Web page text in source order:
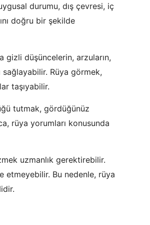
durumu, dış çevresi, iç
doğru bir şekilde
gizli düşüncelerin, arzuların,
sağlayabilir. Rüya görmek,
taşıyabilir.
tutmak, gördüğünüz
rüya yorumları konusunda
uzmanlık gerektirebilir.
etmeyebilir. Bu nedenle, rüya